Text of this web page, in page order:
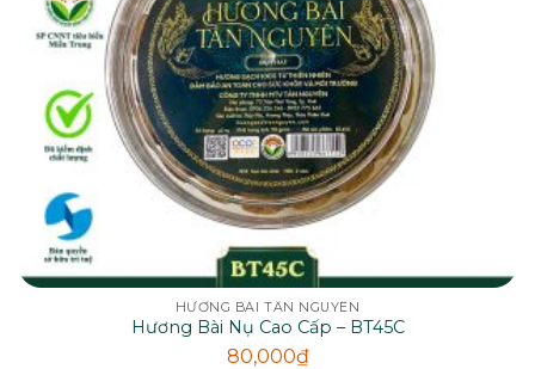
HƯƠNG BÀI TÂN NGUYÊN
Hương Bài Nụ Cao Cấp – BT45C
80,000₫